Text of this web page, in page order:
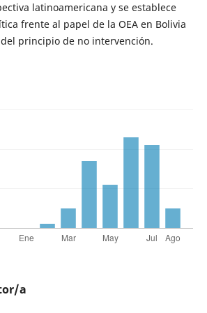
latinoamericana y se establece
frente al papel de la OEA en Bolivia
principio de no intervención.
a